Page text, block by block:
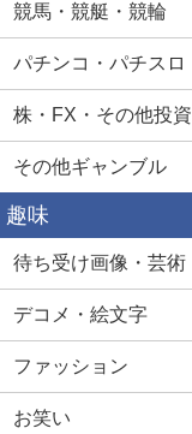
競馬・競艇・競輪
パチンコ・パチスロ
株・FX・その他投資
その他ギャンブル
趣味
待ち受け画像・芸術
デコメ・絵文字
ファッション
お笑い